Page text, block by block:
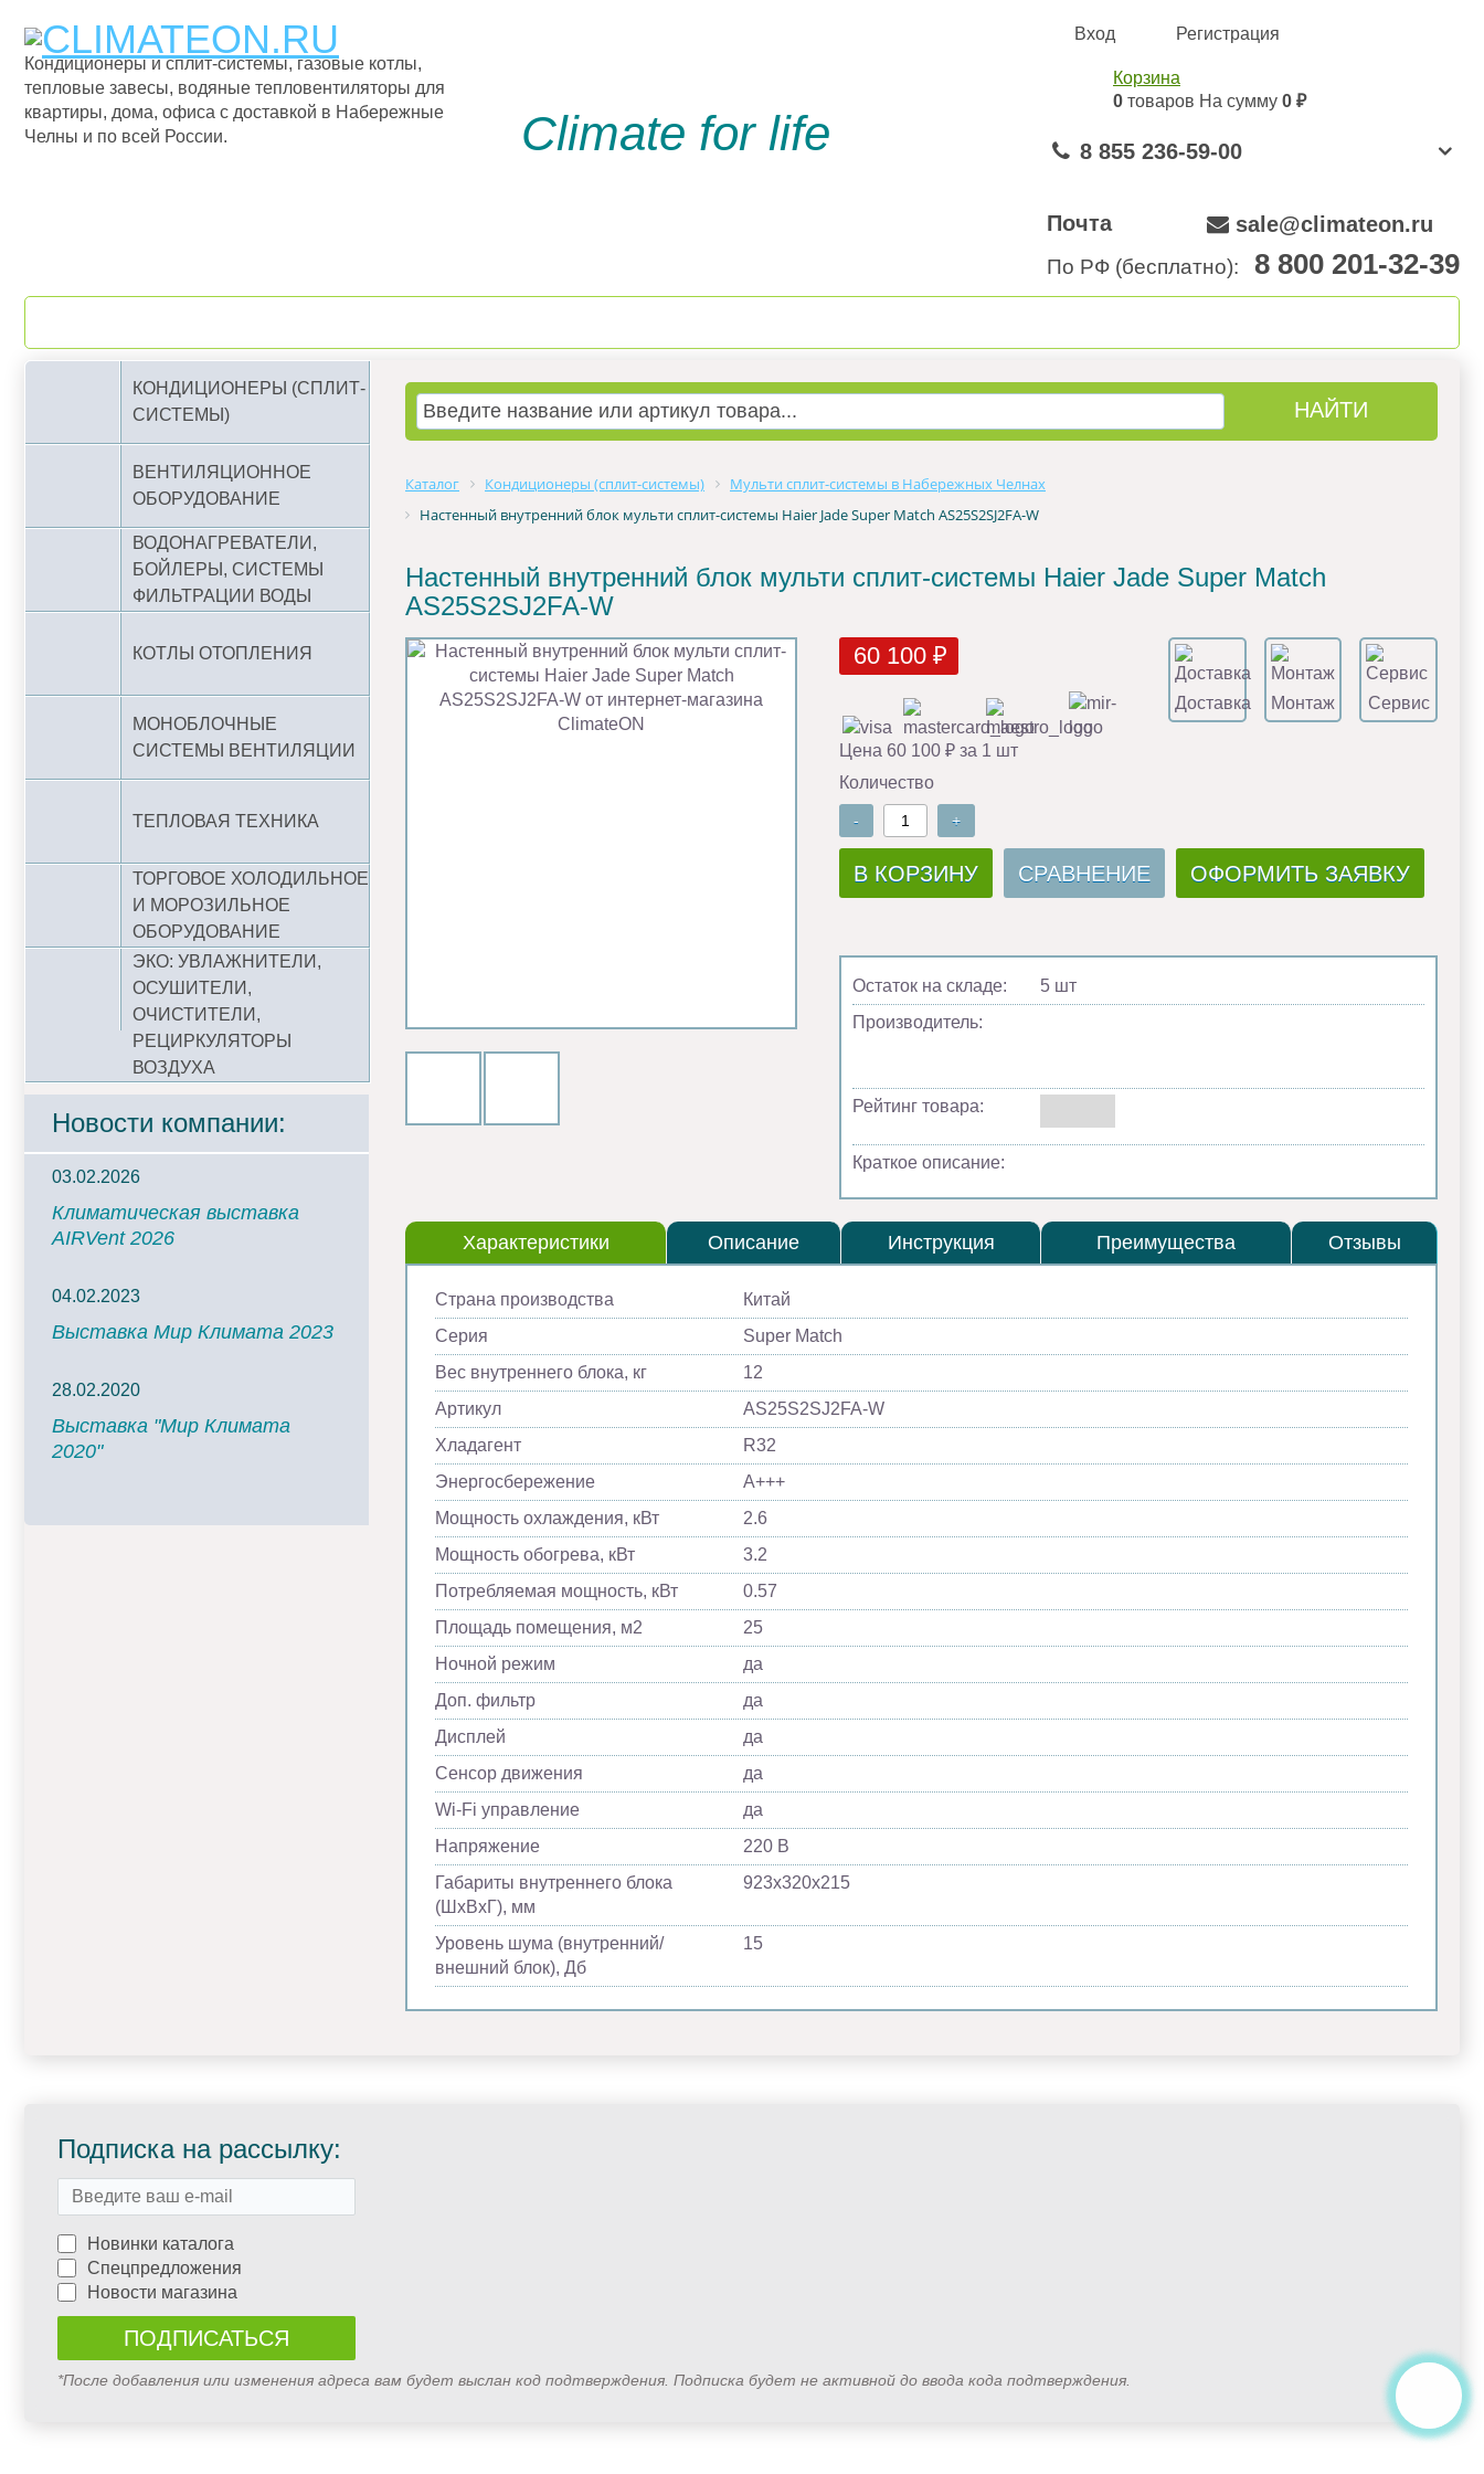
Кондиционеры и сплит-системы, газовые котлы,
тепловые завесы, водяные тепловентиляторы для
квартиры, дома, офиса с доставкой в Набережные
Челны и по всей России.
Climate for life
Вход Регистрация
Корзина
0 товаров На сумму 0 ₽
8 855 236-59-00
Почта sale@climateon.ru
По РФ (бесплатно): 8 800 201-32-39
КОНДИЦИОНЕРЫ (СПЛИТ-
СИСТЕМЫ)
ВЕНТИЛЯЦИОННОЕ
ОБОРУДОВАНИЕ
ВОДОНАГРЕВАТЕЛИ,
БОЙЛЕРЫ, СИСТЕМЫ
ФИЛЬТРАЦИИ ВОДЫ
КОТЛЫ ОТОПЛЕНИЯ
МОНОБЛОЧНЫЕ
СИСТЕМЫ ВЕНТИЛЯЦИИ
ТЕПЛОВАЯ ТЕХНИКА
ТОРГОВОЕ ХОЛОДИЛЬНОЕ
И МОРОЗИЛЬНОЕ
ОБОРУДОВАНИЕ
ЭКО: УВЛАЖНИТЕЛИ,
ОСУШИТЕЛИ,
ОЧИСТИТЕЛИ,
РЕЦИРКУЛЯТОРЫ
ВОЗДУХА
Новости компании:
03.02.2026
Климатическая выставка
AIRVent 2026
04.02.2023
Выставка Мир Климата 2023
28.02.2020
Выставка "Мир Климата
2020"
Каталог Кондиционеры (сплит-системы)
Мульти сплит-системы в Набережных Челнах
Настенный внутренний блок мульти сплит-системы Haier Jade Super Match AS25S2SJ2FA-W
Настенный внутренний блок мульти сплит-системы Haier Jade Super Match
AS25S2SJ2FA-W
60 100 ₽
Доставка Монтаж Сервис
Цена 60 100 ₽ за 1 шт
Количество
- +
В КОРЗИНУ СРАВНЕНИЕ ОФОРМИТЬ ЗАЯВКУ
Остаток на складе:
5 шт
Производитель:
Рейтинг товара:
Краткое описание:
Характеристики Описание Инструкция Преимущества Отзывы
Страна производства
Китай
Серия
Super Match
Вес внутреннего блока, кг
12
Артикул
AS25S2SJ2FA-W
Хладагент
R32
Энергосбережение
A+++
Мощность охлаждения, кВт
2.6
Мощность обогрева, кВт
3.2
Потребляемая мощность, кВт
0.57
Площадь помещения, м2
25
Ночной режим
да
Доп. фильтр
да
Дисплей
да
Сенсор движения
да
Wi-Fi управление
да
Напряжение
220 В
Габариты внутреннего блока
(ШхВхГ), мм
923х320х215
Уровень шума (внутренний/
внешний блок), Дб
15
Подписка на рассылку:
Новинки каталога
Спецпредложения
Новости магазина
*После добавления или изменения адреса вам будет выслан код подтверждения. Подписка будет не активной до ввода кода подтверждения.